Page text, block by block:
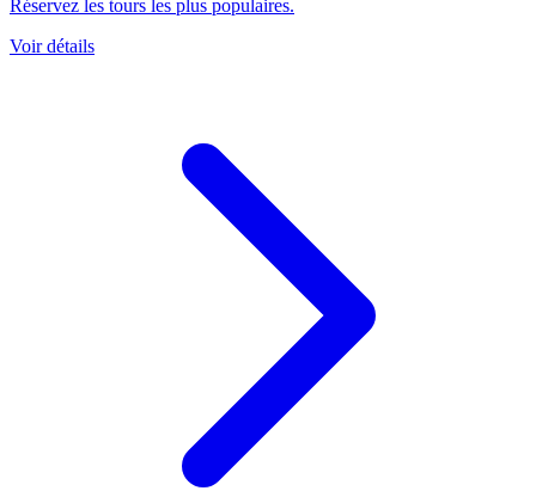
Réservez les tours les plus populaires.
Voir détails